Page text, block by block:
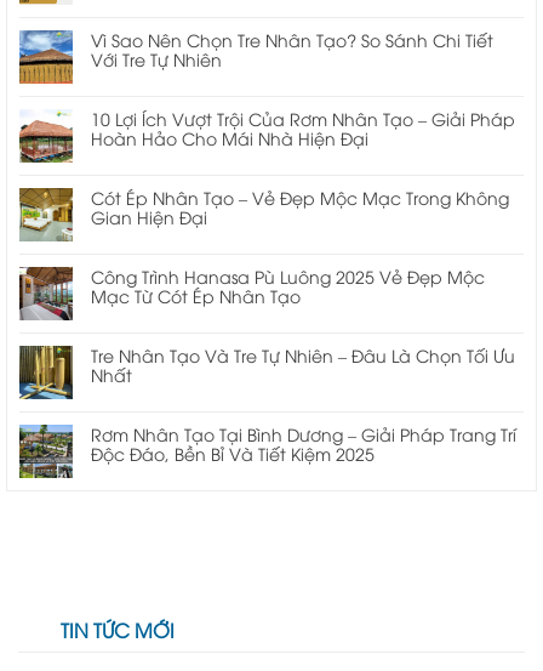
Vì Sao Nên Chọn Tre Nhân Tạo? So Sánh Chi Tiết
Với Tre Tự Nhiên
10 Lợi Ích Vượt Trội Của Rơm Nhân Tạo – Giải Pháp
Hoàn Hảo Cho Mái Nhà Hiện Đại
Cót Ép Nhân Tạo – Vẻ Đẹp Mộc Mạc Trong Không
Gian Hiện Đại
Công Trình Hanasa Pù Luông 2025 Vẻ Đẹp Mộc
Mạc Từ Cót Ép Nhân Tạo
Tre Nhân Tạo Và Tre Tự Nhiên – Đâu Là Chọn Tối Ưu
Nhất
Rơm Nhân Tạo Tại Bình Dương – Giải Pháp Trang Trí
Độc Đáo, Bền Bỉ Và Tiết Kiệm 2025
TIN TỨC MỚI